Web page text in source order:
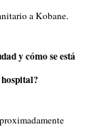
a Kobane.
y cómo se está